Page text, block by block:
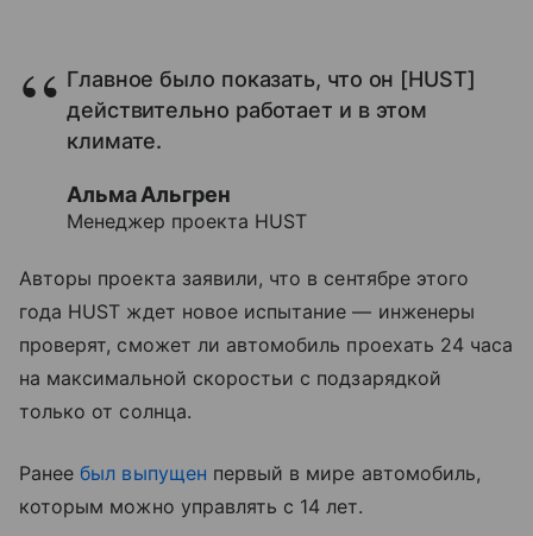
Главное было показать, что он [HUST]
действительно работает и в этом
климате.
Альма Альгрен
Менеджер проекта HUST
Авторы проекта заявили, что в сентябре этого
года HUST ждет новое испытание — инженеры
проверят, сможет ли автомобиль проехать 24 часа
на максимальной скоростьи с подзарядкой
только от солнца.
Ранеебыл выпущен первый в мире автомобиль,
которым можно управлять с 14 лет.